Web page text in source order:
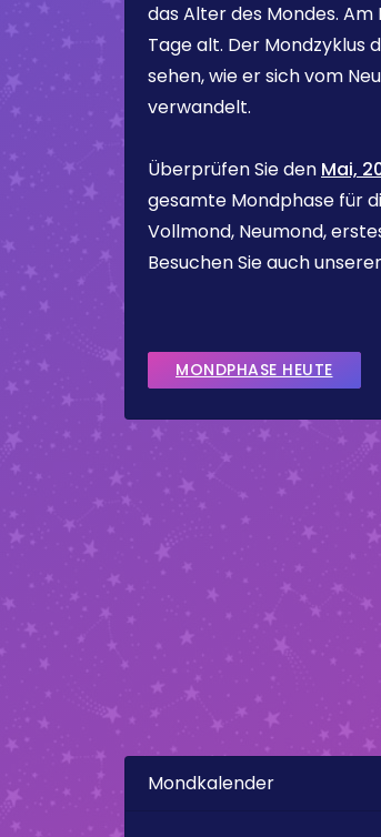
das Alter des Mondes. Am
Tage alt. Der Mondzyklus
sehen, wie er sich vom
verwandelt.
Überprüfen Sie den Mai,
gesamte Mondphase für
Vollmond, Neumond,
Besuchen Sie auch
MONDPHASE HEUTE
Mondkalender